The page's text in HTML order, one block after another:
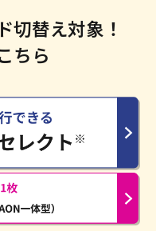
切替え対象！
ちら